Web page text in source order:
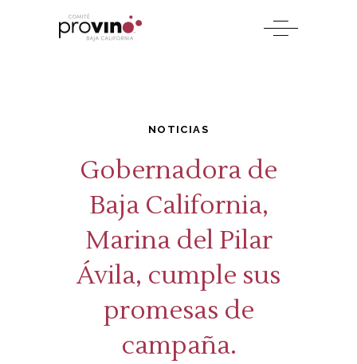
NOTICIAS
Gobernadora de
Baja California,
Marina del Pilar
Ávila, cumple sus
promesas de
campaña.